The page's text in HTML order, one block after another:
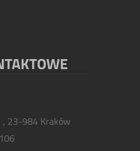
, 23-984 Kraków